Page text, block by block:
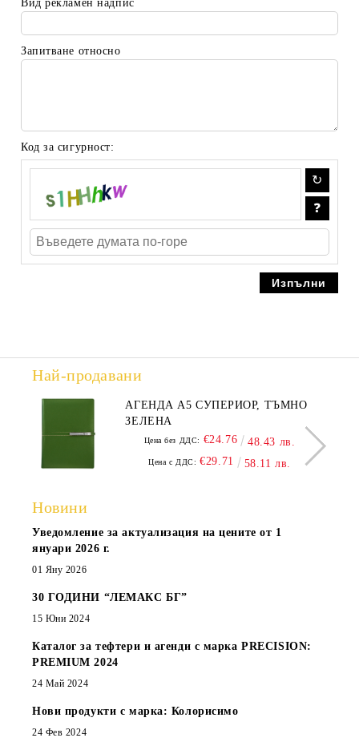
Вид рекламен надпис
Запитване относно
Код за сигурност:
Най-продавани
АГЕНДА А5 СУПЕРИОР, ТЪМНО
ЗЕЛЕНА
Цена без ДДС: €24.76 48.43 лв.
Цена с ДДС: €29.71 58.11 лв.
Новини
Уведомление за актуализация на цените от 1
януари 2026 г.
01 Яну 2026
30 ГОДИНИ “ЛЕМАКС БГ”
15 Юни 2024
Каталог за тефтери и агенди с марка PRECISION:
PREMIUM 2024
24 Май 2024
Нови продукти с марка: Колорисимо
24 Фев 2024